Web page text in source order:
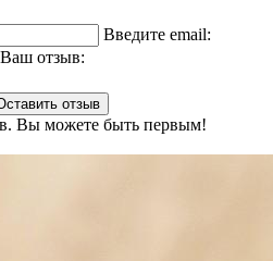
Введите email:
Ваш отзыв:
отзыв
Вы можете быть первым!